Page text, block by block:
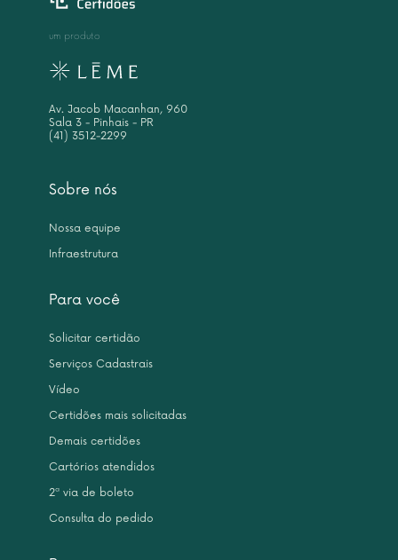
Sobre nós
Nossa equipe
Infraestrutura
Para você
Solicitar certidão
Serviços Cadastrais
Vídeo
Certidões mais solicitadas
Demais certidões
Cartórios atendidos
2ª via de boleto
Consulta do pedido
um produto
Av. Jacob Macanhan, 960
Sala 3 - Pinhais - PR
(41) 3512-2299